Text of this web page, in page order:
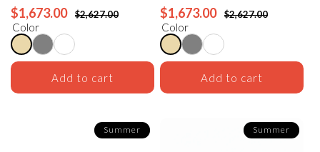
$1,673.00 $2,627.00
Color
Add to cart
$1,673.00 $2,627.00
Color
Add to cart
Summer Summer